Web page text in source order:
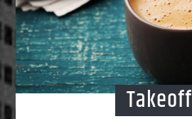
Takeoff